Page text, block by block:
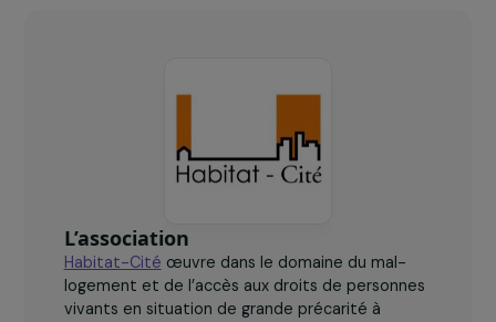
génératrice de revenu.